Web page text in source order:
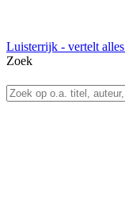
Luisterrijk - vertelt alles
Zoek